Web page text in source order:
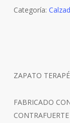
Categoría:
ZAPATO
FABRICADO